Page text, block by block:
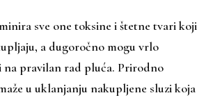
sve one toksine i štetne tvari koji
a dugoročno mogu vrlo
na pravilan rad pluća. Prirodno
u uklanjanju nakupljene sluzi koja